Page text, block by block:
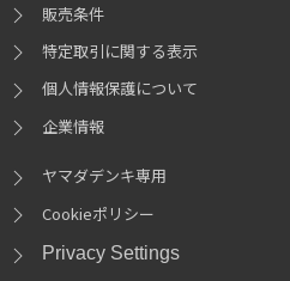
販売条件
特定取引に関する表示
個人情報保護について
企業情報
ヤマダデンキ専用
Cookieポリシー
Privacy Settings